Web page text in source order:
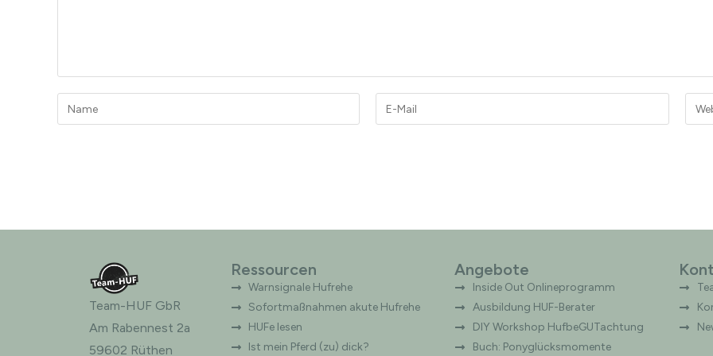
Team-HUF GbR
Am Rabennest 2a
59602 Rüthen
Ressourcen
Warnsignale Hufrehe
Sofortmaßnahmen akute Hufrehe
HUFe lesen
Ist mein Pferd (zu) dick?
Angebote
Inside Out Onlineprogramm
Ausbildung HUF-Berater
DIY Workshop HufbeGUTachtung
Buch: Ponyglücksmomente